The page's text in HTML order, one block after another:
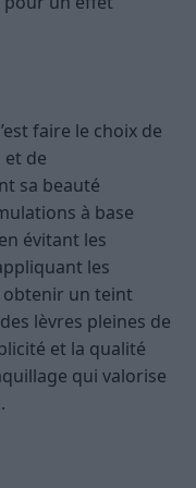
faire le choix de
de
sa beauté
à base
évitant les
les
obtenir un teint
lèvres pleines de
et la qualité
qui valorise